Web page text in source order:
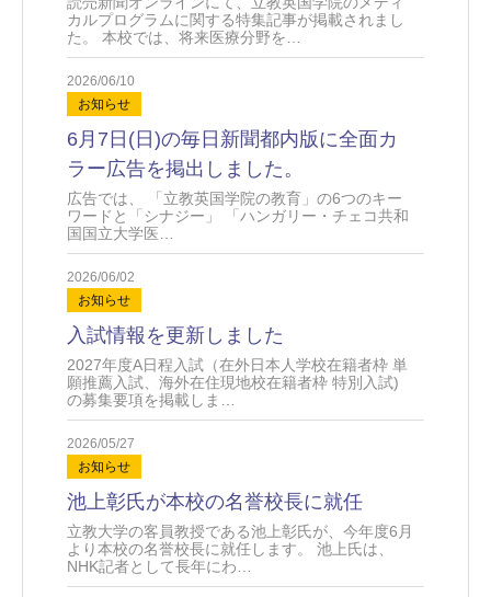
カルプログラムに関する特集記事が掲載されまし
た。 本校では、将来医療分野を…
2026/06/10
お知らせ
6月7日(日)の毎日新聞都内版に全面カ
ラー広告を掲出しました。
広告では、 「立教英国学院の教育」の6つのキー
ワードと「シナジー」 「ハンガリー・チェコ共和
国国立大学医…
2026/06/02
お知らせ
入試情報を更新しました
2027年度A日程入試（在外日本人学校在籍者枠 単
願推薦入試、海外在住現地校在籍者枠 特別入試)
の募集要項を掲載しま…
2026/05/27
お知らせ
池上彰氏が本校の名誉校長に就任
立教大学の客員教授である池上彰氏が、今年度6月
より本校の名誉校長に就任します。 池上氏は、
NHK記者として長年にわ…